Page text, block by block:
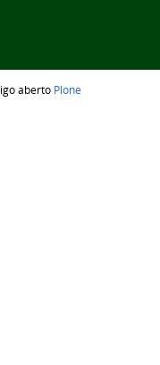
aberto Plone